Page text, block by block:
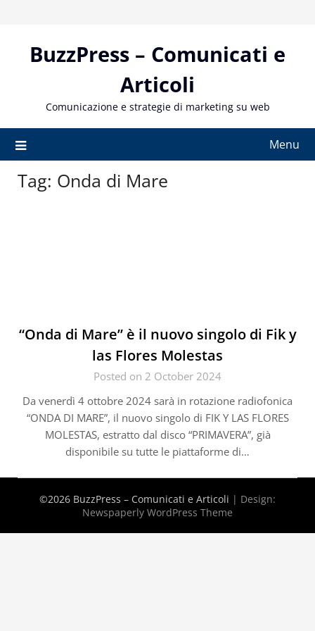
contentBuzzPress – Comunicati e
Articoli
Comunicazione e strategie di marketing su web
Menu
Tag: Onda di Mare
“Onda di Mare” è il nuovo singolo di Fik y
las Flores Molestas
Posted on 2 October 2024
Da venerdì 4 ottobre 2024 sarà in rotazione radiofonica
“ONDA DI MARE”, il nuovo singolo di FIK Y LAS FLORES
MOLESTAS, estratto dal disco “PRIMAVERA”, già
disponibile su tutte le piattaforme di…
©2026 BuzzPress – Comunicati e Articoli | Design:
Newspaperly WordPress Theme